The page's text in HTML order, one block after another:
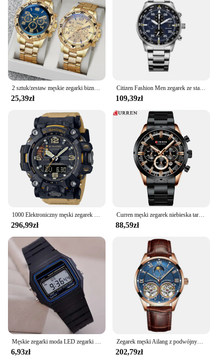
25,39zł
Citizen Fashion Men zegarek ze stali nierdzewnej luksusowy kalendarz zegarek kwarcowy na rękę zegarki biznesowe dla człowieka zegar Montre Homme
109,39zł
296,99zł
Curren męski zegarek niebieska tarcza pasek ze stali nierdzewnej data męskie biznesowe męskie zegarki wodoodporne luksusowe męskie zegarki na rękę dla mężczyzn
88,59zł
6,93zł
Zegarek męski Ailang z podwójnym kołem zamachowym 2020 nowy skórzany modny automatyczny zegarek mechaniczny ze stali nierdzewnej z fazą księżyca
202,79zł